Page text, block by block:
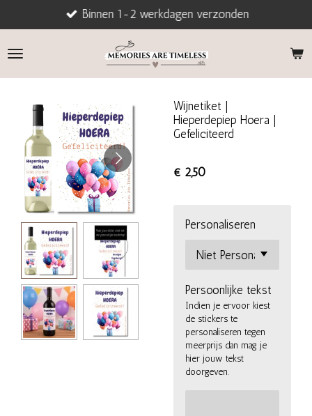
direct
naar
Binnen 1-2 werkdagen verzonden
Wijnetiket |
Hieperdepiep Hoera |
Gefeliciteerd
€ 2,50
Personaliseren
Persoonlijke tekst
Indien je ervoor kiest
de stickers te
personaliseren tegen
meerprijs dan mag je
hier jouw tekst
doorgeven.